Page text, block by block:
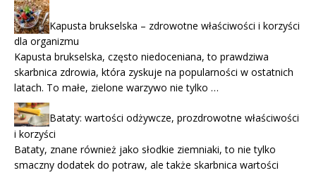
Kapusta brukselska – zdrowotne właściwości i korzyści
dla organizmu
Kapusta brukselska, często niedoceniana, to prawdziwa
skarbnica zdrowia, która zyskuje na popularności w ostatnich
latach. To małe, zielone warzywo nie tylko …
Bataty: wartości odżywcze, prozdrowotne właściwości
i korzyści
Bataty, znane również jako słodkie ziemniaki, to nie tylko
smaczny dodatek do potraw, ale także skarbnica wartości